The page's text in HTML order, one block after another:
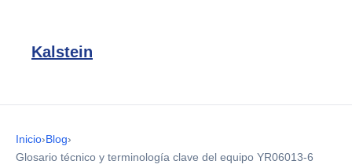
Kalstein
Inicio›Blog›
Glosario técnico y terminología clave del equipo YR06013-6